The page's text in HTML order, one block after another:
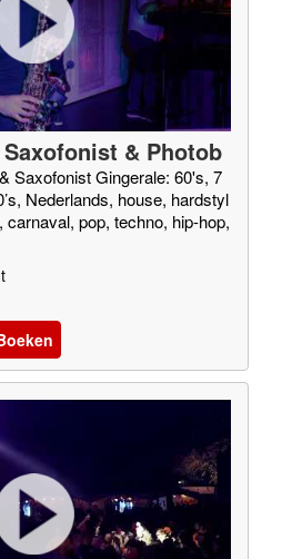
& Photob
Saxofonist Gingerale: 60's, 7
Nederlands, house, hardstyl
pop, techno, hip-hop,
jazz, rock, rock&roll, twi